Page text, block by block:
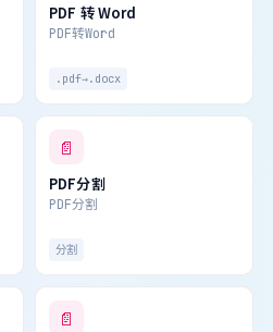
PDF 转 Word
PDF转Word
.pdf→.docx
📄
PDF分割
PDF分割
分割
📄